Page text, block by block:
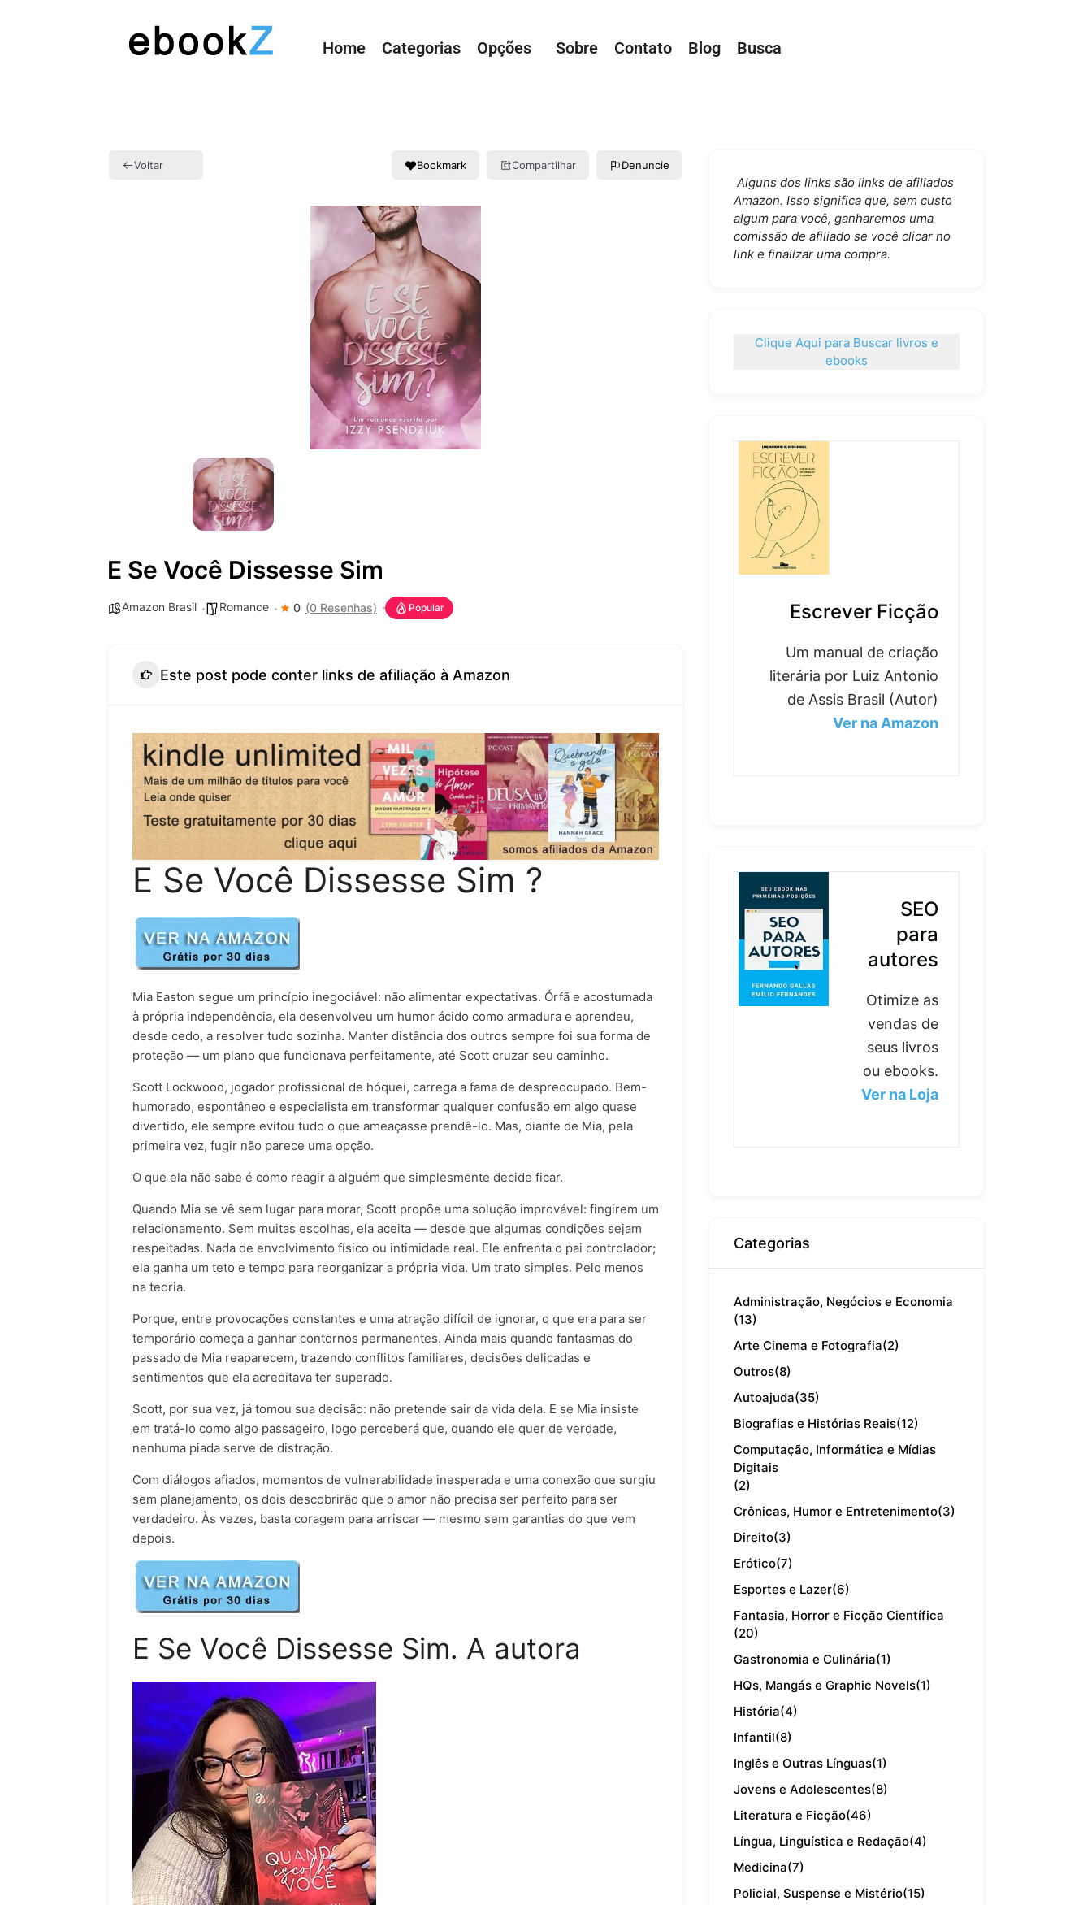
Home Categorias Opções Sobre Contato Blog Busca
Voltar Bookmark Compartilhar Denuncie
E Se Você Dissesse Sim
Amazon Brasil Romance 0 (0 Resenhas) Popular
Este post pode conter links de afiliação à Amazon
E Se Você Dissesse Sim ?
Mia Easton segue um princípio inegociável: não alimentar expectativas. Órfã e acostumada
à própria independência, ela desenvolveu um humor ácido como armadura e aprendeu,
desde cedo, a resolver tudo sozinha. Manter distância dos outros sempre foi sua forma de
proteção — um plano que funcionava perfeitamente, até Scott cruzar seu caminho.
Scott Lockwood, jogador profissional de hóquei, carrega a fama de despreocupado. Bem-
humorado, espontâneo e especialista em transformar qualquer confusão em algo quase
divertido, ele sempre evitou tudo o que ameaçasse prendê-lo. Mas, diante de Mia, pela
primeira vez, fugir não parece uma opção.
O que ela não sabe é como reagir a alguém que simplesmente decide ficar.
Quando Mia se vê sem lugar para morar, Scott propõe uma solução improvável: fingirem um
relacionamento. Sem muitas escolhas, ela aceita — desde que algumas condições sejam
respeitadas. Nada de envolvimento físico ou intimidade real. Ele enfrenta o pai controlador;
ela ganha um teto e tempo para reorganizar a própria vida. Um trato simples. Pelo menos
na teoria.
Porque, entre provocações constantes e uma atração difícil de ignorar, o que era para ser
temporário começa a ganhar contornos permanentes. Ainda mais quando fantasmas do
passado de Mia reaparecem, trazendo conflitos familiares, decisões delicadas e
sentimentos que ela acreditava ter superado.
Scott, por sua vez, já tomou sua decisão: não pretende sair da vida dela. E se Mia insiste
em tratá-lo como algo passageiro, logo perceberá que, quando ele quer de verdade,
nenhuma piada serve de distração.
Com diálogos afiados, momentos de vulnerabilidade inesperada e uma conexão que surgiu
sem planejamento, os dois descobrirão que o amor não precisa ser perfeito para ser
verdadeiro. Às vezes, basta coragem para arriscar — mesmo sem garantias do que vem
depois.
E Se Você Dissesse Sim. A autora
Alguns dos links são links de afiliados
Amazon. Isso significa que, sem custo
algum para você, ganharemos uma
comissão de afiliado se você clicar no
link e finalizar uma compra.
Clique Aqui para Buscar livros e
ebooks
Escrever Ficção
Um manual de criação
literária por Luiz Antonio
de Assis Brasil (Autor)
Ver na Amazon
SEO
para
autores
Otimize as
vendas de
seus livros
ou ebooks.
Ver na Loja
Categorias
Administração, Negócios e Economia
(13)
Arte Cinema e Fotografia(2)
Outros(8)
Autoajuda(35)
Biografias e Histórias Reais(12)
Computação, Informática e Mídias
Digitais
(2)
Crônicas, Humor e Entretenimento(3)
Direito(3)
Erótico(7)
Esportes e Lazer(6)
Fantasia, Horror e Ficção Científica
(20)
Gastronomia e Culinária(1)
HQs, Mangás e Graphic Novels(1)
História(4)
Infantil(8)
Inglês e Outras Línguas(1)
Jovens e Adolescentes(8)
Literatura e Ficção(46)
Língua, Linguística e Redação(4)
Medicina(7)
Policial, Suspense e Mistério(15)